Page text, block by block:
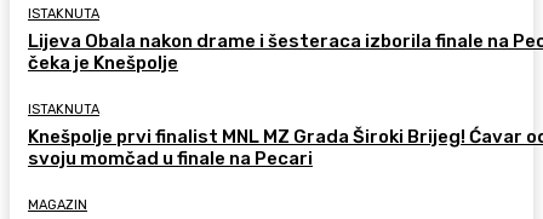
ISTAKNUTA
Lijeva Obala nakon drame i šesteraca izborila finale na
čeka je Knešpolje
ISTAKNUTA
Knešpolje prvi finalist MNL MZ Grada Široki Brijeg! Ćavar
svoju momčad u finale na Pecari
MAGAZIN